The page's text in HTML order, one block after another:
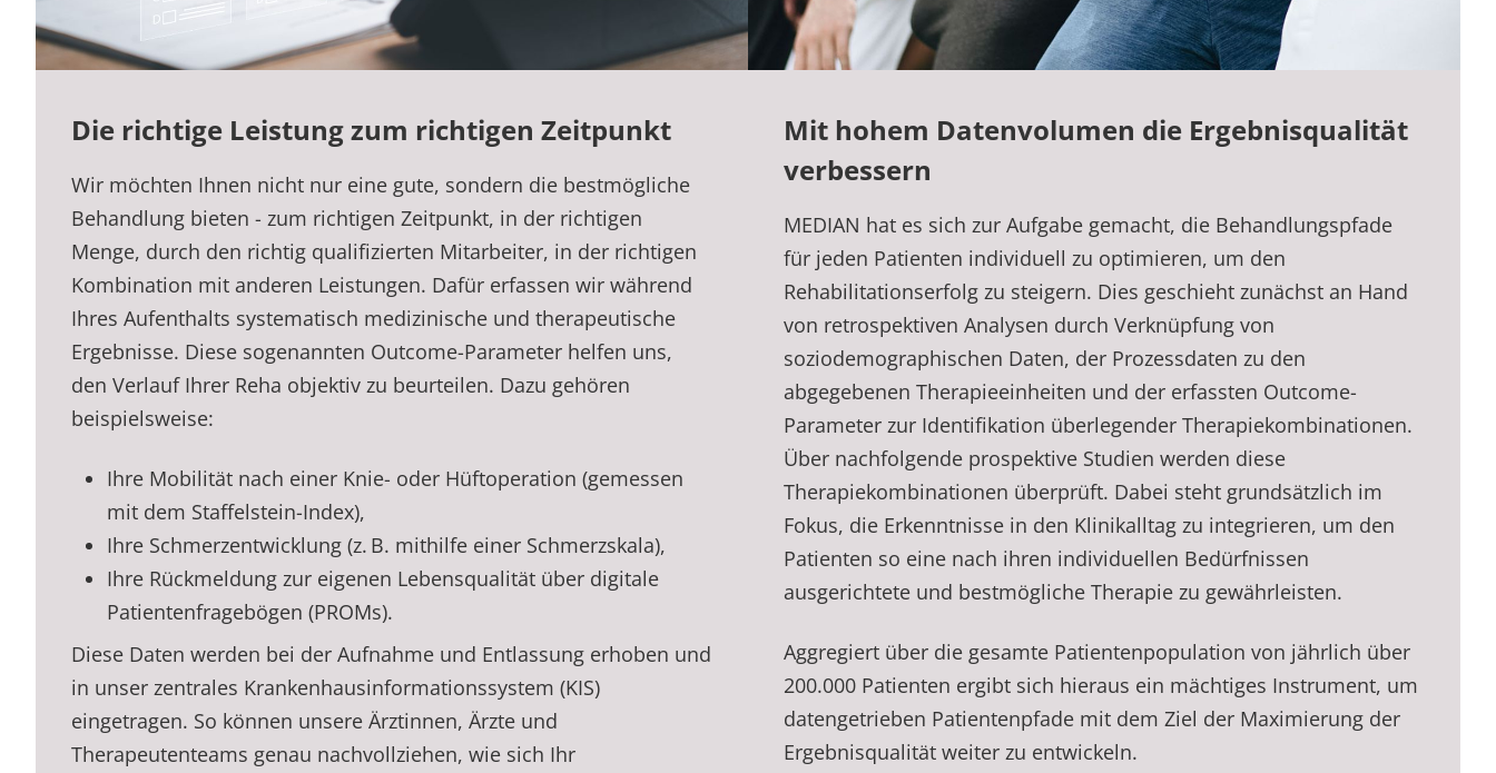
Die richtige Leistung zum richtigen Zeitpunkt
Wir möchten Ihnen nicht nur eine gute, sondern die bestmögliche
Behandlung bieten - zum richtigen Zeitpunkt, in der richtigen
Menge, durch den richtig qualifizierten Mitarbeiter, in der richtigen
Kombination mit anderen Leistungen. Dafür erfassen wir während
Ihres Aufenthalts systematisch medizinische und therapeutische
Ergebnisse. Diese sogenannten Outcome-Parameter helfen uns,
den Verlauf Ihrer Reha objektiv zu beurteilen. Dazu gehören
beispielsweise:
Ihre Mobilität nach einer Knie- oder Hüftoperation (gemessen
mit dem Staffelstein-Index),
Ihre Schmerzentwicklung (z. B. mithilfe einer Schmerzskala),
Ihre Rückmeldung zur eigenen Lebensqualität über digitale
Patientenfragebögen (PROMs).
Diese Daten werden bei der Aufnahme und Entlassung erhoben und
in unser zentrales Krankenhausinformationssystem (KIS)
eingetragen. So können unsere Ärztinnen, Ärzte und
Therapeutenteams genau nachvollziehen, wie sich Ihr
Mit hohem Datenvolumen die Ergebnisqualität
verbessern
MEDIAN hat es sich zur Aufgabe gemacht, die Behandlungspfade
für jeden Patienten individuell zu optimieren, um den
Rehabilitationserfolg zu steigern. Dies geschieht zunächst an Hand
von retrospektiven Analysen durch Verknüpfung von
soziodemographischen Daten, der Prozessdaten zu den
abgegebenen Therapieeinheiten und der erfassten Outcome-
Parameter zur Identifikation überlegender Therapiekombinationen.
Über nachfolgende prospektive Studien werden diese
Therapiekombinationen überprüft. Dabei steht grundsätzlich im
Fokus, die Erkenntnisse in den Klinikalltag zu integrieren, um den
Patienten so eine nach ihren individuellen Bedürfnissen
ausgerichtete und bestmögliche Therapie zu gewährleisten.
Aggregiert über die gesamte Patientenpopulation von jährlich über
200.000 Patienten ergibt sich hieraus ein mächtiges Instrument, um
datengetrieben Patientenpfade mit dem Ziel der Maximierung der
Ergebnisqualität weiter zu entwickeln.